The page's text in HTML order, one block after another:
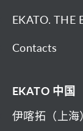
EKATO. THE
Contacts
EKATO 中国
伊喀拓（上海